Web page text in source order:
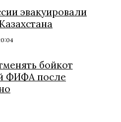
эвакуировали
бойкот
ФИФА после